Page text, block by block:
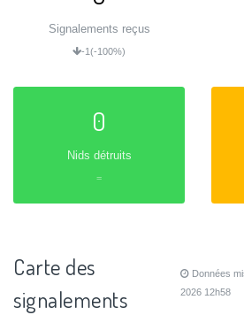
Signalements reçus
-1(-100%)
0
Nids détruits
=
Carte des
signalements
Données
2026 12h58